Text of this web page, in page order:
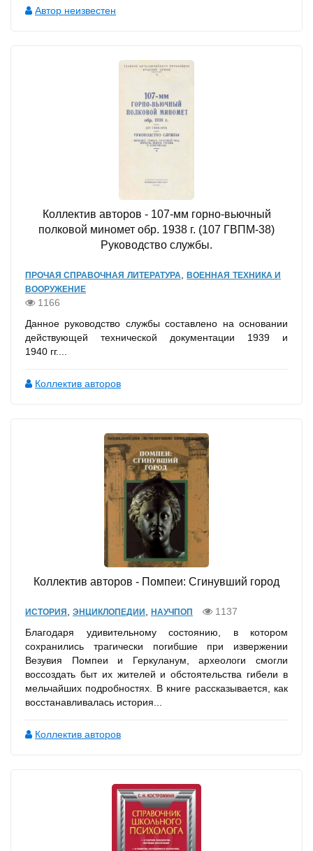
Автор неизвестен
Коллектив авторов - 107-мм горно-вьючный
полковой миномет обр. 1938 г. (107 ГВПМ-38)
Руководство службы.
ПРОЧАЯ СПРАВОЧНАЯ ЛИТЕРАТУРА,ВОЕННАЯ ТЕХНИКА И
ВООРУЖЕНИЕ
1166
Данное руководство службы составлено на основании
действующей технической документации 1939 и
1940 гг....
Коллектив авторов
Коллектив авторов - Помпеи: Сгинувший город
ИСТОРИЯ ЭНЦИКЛОПЕДИИ НАУЧПОП
1137
Благодаря удивительному состоянию, в котором
сохранились трагически погибшие при извержении
Везувия Помпеи и Геркуланум, археологи смогли
воссоздать быт их жителей и обстоятельства гибели в
мельчайших подробностях. В книге рассказывается, как
восстанавливалась история...
Коллектив авторов